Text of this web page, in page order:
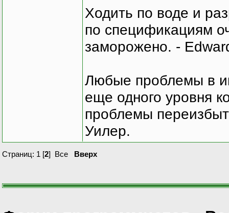
Ходить по воде и
по спецификациям
заморожено. -
Любые проблемы в
еще одного уровня
проблемы
Уилер.
Страниц: 1 [2] Все Вверх